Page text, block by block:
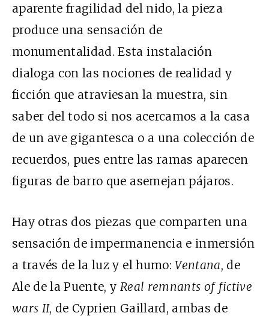
aparente fragilidad del nido, la pieza
produce una sensación de
monumentalidad. Esta instalación
dialoga con las nociones de realidad y
ficción que atraviesan la muestra, sin
saber del todo si nos acercamos a la casa
de un ave gigantesca o a una colección de
recuerdos, pues entre las ramas aparecen
figuras de barro que asemejan pájaros.
Hay otras dos piezas que comparten una
sensación de impermanencia e inmersión
a través de la luz y el humo:Ventana, de
Ale de la Puente, y Real remnants of fictive
wars II, de Cyprien Gaillard, ambas de